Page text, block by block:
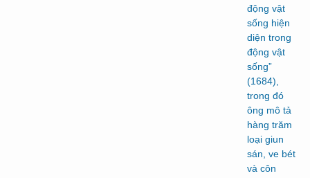
động vật
sống hiện
diện trong
động vật
sống”
(1684),
trong đó
ông mô tả
hàng trăm
loại giun
sán, ve bét
và côn